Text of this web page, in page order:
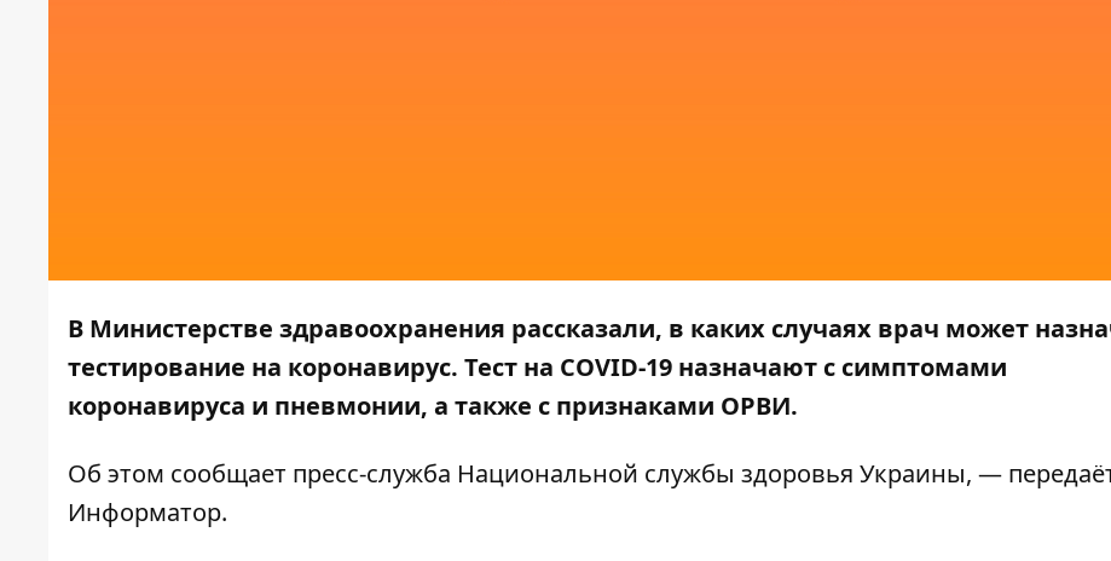
В Министерстве здравоохранения рассказали, в каких случаях врач может
тестирование на коронавирус. Тест на COVID-19 назначают с симптомами
коронавируса и пневмонии, а также с признаками ОРВИ.
Об этом сообщает пресс-служба Национальной службы здоровья Украины, —
Информатор.